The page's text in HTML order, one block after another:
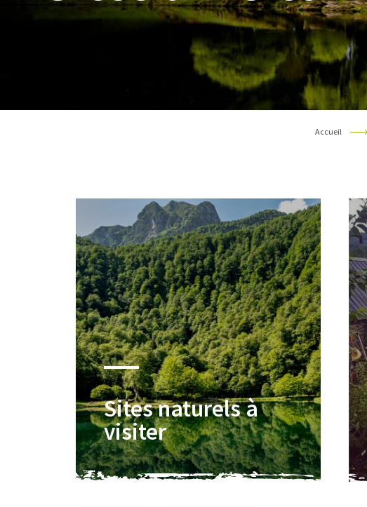
Accueil
Sites naturels à
visiter